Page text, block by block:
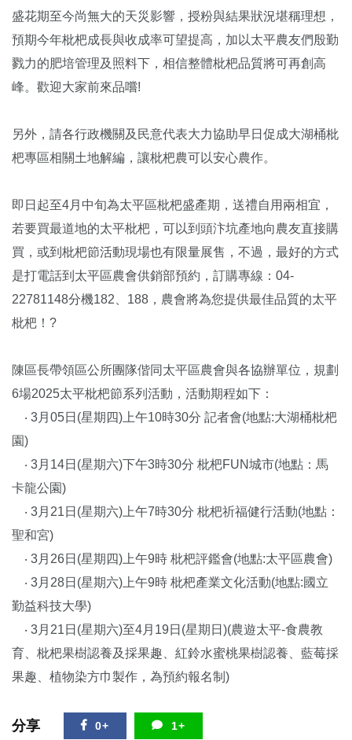
盛花期至今尚無大的天災影響，授粉與結果狀況堪稱理想，
預期今年枇杷成長與收成率可望提高，加以太平農友們殷勤
戮力的肥培管理及照料下，相信整體枇杷品質將可再創高
峰。歡迎大家前來品嚐!
另外，請各行政機關及民意代表大力協助早日促成大湖桶枇
杷專區相關土地解編，讓枇杷農可以安心農作。
即日起至4月中旬為太平區枇杷盛產期，送禮自用兩相宜，
若要買最道地的太平枇杷，可以到頭汴坑產地向農友直接購
買，或到枇杷節活動現場也有限量展售，不過，最好的方式
是打電話到太平區農會供銷部預約，訂購專線：04-
22781148分機182、188，農會將為您提供最佳品質的太平
枇杷！?
陳區長帶領區公所團隊偕同太平區農會與各協辦單位，規劃
6場2025太平枇杷節系列活動，活動期程如下：
‧ 3月05日(星期四)上午10時30分 記者會(地點:大湖桶枇杷
園)
‧ 3月14日(星期六)下午3時30分 枇杷FUN城市(地點：馬
卡龍公園)
‧ 3月21日(星期六)上午7時30分 枇杷祈福健行活動(地點：
聖和宮)
‧ 3月26日(星期四)上午9時 枇杷評鑑會(地點:太平區農會)
‧ 3月28日(星期六)上午9時 枇杷產業文化活動(地點:國立
勤益科技大學)
‧ 3月21日(星期六)至4月19日(星期日)(農遊太平-食農教
育、枇杷果樹認養及採果趣、紅鈴水蜜桃果樹認養、藍莓採
果趣、植物染方巾製作，為預約報名制)
分享 0+ 1+